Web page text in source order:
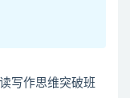
写作思维突破班